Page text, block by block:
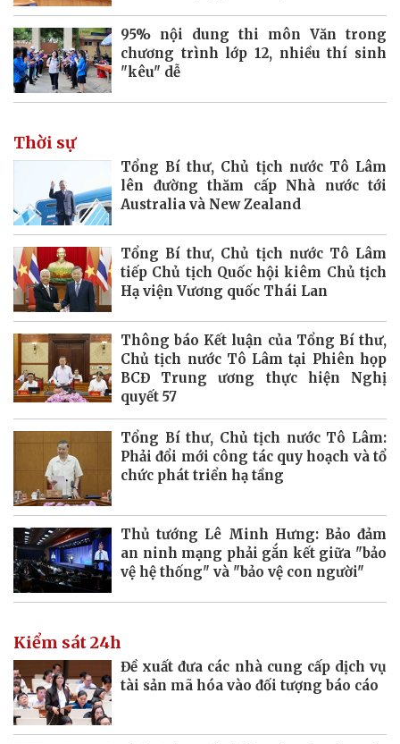
95% nội dung thi môn Văn trong
chương trình lớp 12, nhiều thí sinh
"kêu" dễ
Thời sự
Tổng Bí thư, Chủ tịch nước Tô Lâm
lên đường thăm cấp Nhà nước tới
Australia và New Zealand
Tổng Bí thư, Chủ tịch nước Tô Lâm
tiếp Chủ tịch Quốc hội kiêm Chủ tịch
Hạ viện Vương quốc Thái Lan
Thông báo Kết luận của Tổng Bí thư,
Chủ tịch nước Tô Lâm tại Phiên họp
BCĐ Trung ương thực hiện Nghị
quyết 57
Tổng Bí thư, Chủ tịch nước Tô Lâm:
Phải đổi mới công tác quy hoạch và tổ
chức phát triển hạ tầng
Thủ tướng Lê Minh Hưng: Bảo đảm
an ninh mạng phải gắn kết giữa "bảo
vệ hệ thống" và "bảo vệ con người"
Kiểm sát 24h
Đề xuất đưa các nhà cung cấp dịch vụ
tài sản mã hóa vào đối tượng báo cáo